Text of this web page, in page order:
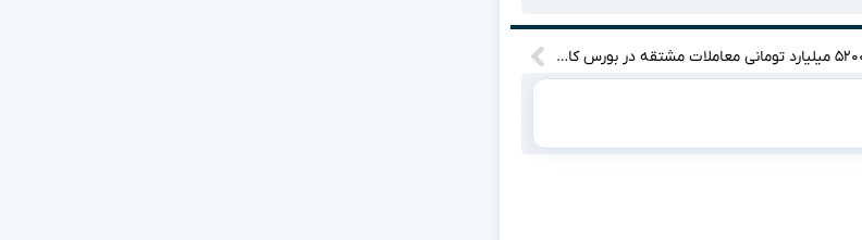
رشد خیره‌کننده ۵۲۰۰ میلیارد تومانی معاملات مشتقه در بورس کالا؛ فرصت‌های طلایی برای سرمایه‌گذاران!